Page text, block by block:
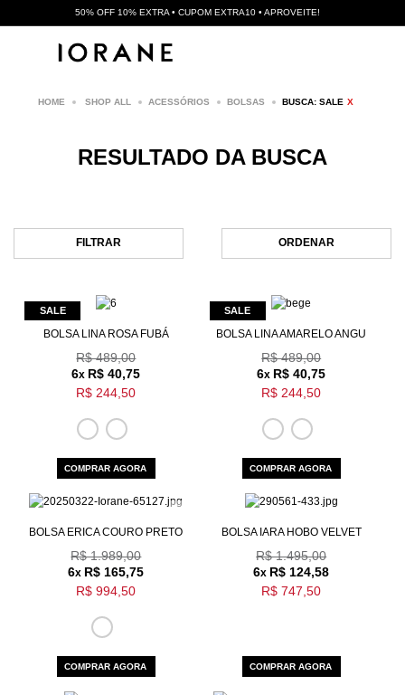
50% OFF 10% EXTRA • CUPOM EXTRA10 • APROVEITE!
SHOP ALL ACESSÓRIOS BOLSAS BUSCA: SALE X
RESULTADO DA BUSCA
FILTRAR ORDENAR
BOLSA LINA ROSA FUBÁ
R$ 489,00
6x R$ 40,75
R$ 244,50
COMPRAR AGORA
BOLSA LINA AMARELO ANGU
R$ 489,00
6x R$ 40,75
R$ 244,50
COMPRAR AGORA
BOLSA ERICA COURO PRETO
R$ 1.989,00
6x R$ 165,75
R$ 994,50
COMPRAR AGORA
BOLSA IARA HOBO VELVET
R$ 1.495,00
6x R$ 124,58
R$ 747,50
COMPRAR AGORA